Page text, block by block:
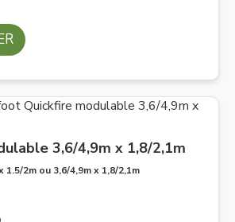
3,6/4,9m x 1,8/2,1m
1.5/2m ou 3,6/4,9m x 1,8/2,1m